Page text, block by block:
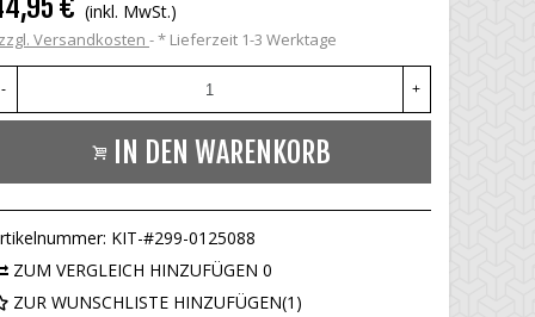
€ (inkl. MwSt.)
Versandkosten * Lieferzeit 1-3 Werktage
- +
IN DEN WARENKORB
KIT-#299-0125088
ZUM VERGLEICH HINZUFÜGEN 0
ZUR WUNSCHLISTE HINZUFÜGEN(1 )